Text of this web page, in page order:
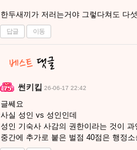
한두새끼가 저러는거야 그렇다쳐도 다
답글 이동
썬키킵 26-06-17 22:42
글쎄요
사실 성인 vs 성인인데
성인 기숙사 사감의 권한이라는 것이 과
중간에 추가로 붙은 벌점 40점은 행정